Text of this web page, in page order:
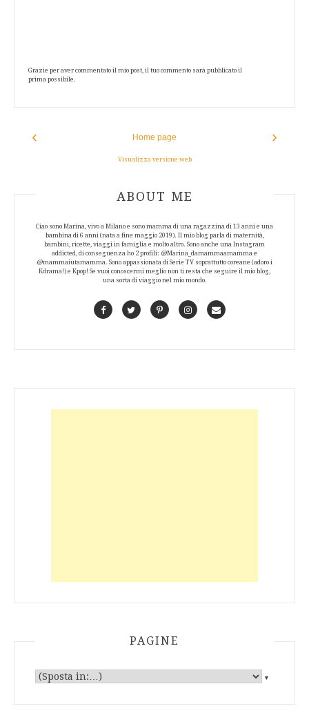
Grazie per aver commentato il mio post, il tuo commento sarà pubblicato il
prima possibile.
‹ ›
Home page
Visualizza versione web
ABOUT AUTHOR
ABOUT ME
Ciao sono Marina, vivo a Milano e sono mamma di una ragazzina di 13 anni e una
bambina di 6 anni (nata a fine maggio 2019). Il mio blog parla di maternità,
bambini, ricette, viaggi in famiglia e molto altro. Sono anche una Instagram
addicted, di conseguenza ho 2 profili: @Marina_damammaamamma e
@mammaiutamamma. Sono appassionata di Serie TV soprattutto coreane (adoro i
Kdrama!) e Kpop! Se vuoi conoscermi meglio non ti resta che seguire il mio blog,
una sorta di viaggio nel mio mondo.
FacebookTwitterPinterestInstagramContact
PAGINE
▼